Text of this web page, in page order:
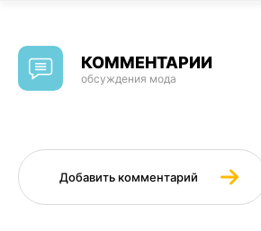
КОММЕНТАРИИ
обсуждения мода
Добавить комментарий